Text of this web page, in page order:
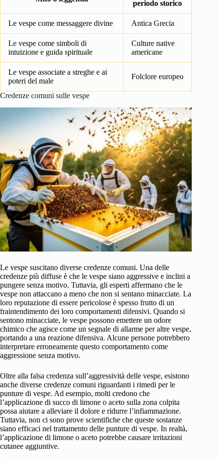
periodo storico
Le vespe come messaggere divine Antica Grecia
Le vespe come simboli di
intuizione e guida spirituale
Culture native
americane
Le vespe associate a streghe e ai
poteri del male
Folclore europeo
Credenze comuni sulle vespe
Le vespe suscitano diverse credenze comuni. Una delle
credenze più diffuse è che le vespe siano aggressive e inclini a
pungere senza motivo. Tuttavia, gli esperti affermano che le
vespe non attaccano a meno che non si sentano minacciate. La
loro reputazione di essere pericolose è spesso frutto di un
fraintendimento dei loro comportamenti difensivi. Quando si
sentono minacciate, le vespe possono emettere un odore
chimico che agisce come un segnale di allarme per altre vespe,
portando a una reazione difensiva. Alcune persone potrebbero
interpretare erroneamente questo comportamento come
aggressione senza motivo.
Oltre alla falsa credenza sull’aggressività delle vespe, esistono
anche diverse credenze comuni riguardanti i rimedi per le
punture di vespe. Ad esempio, molti credono che
l’applicazione di succo di limone o aceto sulla zona colpita
possa aiutare a alleviare il dolore e ridurre l’infiammazione.
Tuttavia, non ci sono prove scientifiche che queste sostanze
siano efficaci nel trattamento delle punture di vespe. In realtà,
l’applicazione di limone o aceto potrebbe causare irritazioni
cutanee aggiuntive.